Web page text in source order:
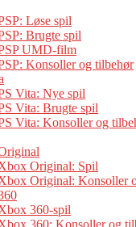
Løse spil
Brugte spil
UMD-film
Konsoller og tilbehør
Vita: Nye spil
Vita: Brugte spil
Vita: Konsoller og
Original: Spil
Original: Konsoller
360-spil